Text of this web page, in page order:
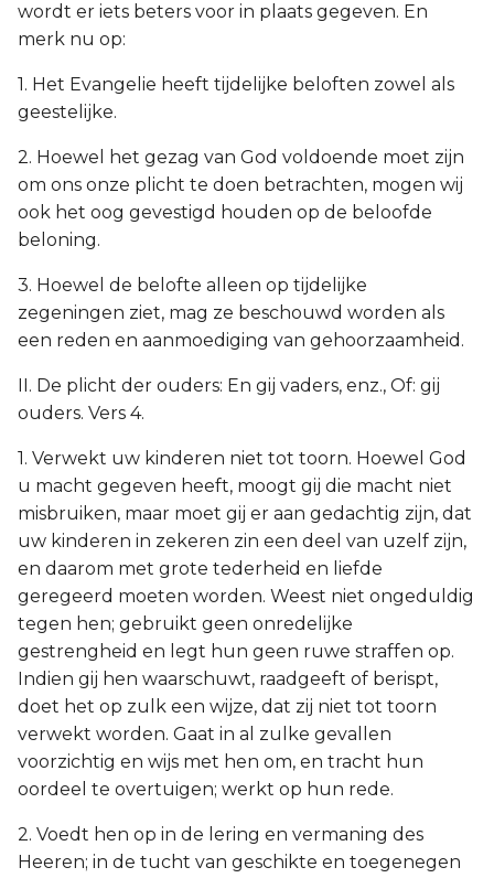
wordt er iets beters voor in plaats gegeven. En
merk nu op:
1. Het Evangelie heeft tijdelijke beloften zowel als
geestelijke.
2. Hoewel het gezag van God voldoende moet zijn
om ons onze plicht te doen betrachten, mogen wij
ook het oog gevestigd houden op de beloofde
beloning.
3. Hoewel de belofte alleen op tijdelijke
zegeningen ziet, mag ze beschouwd worden als
een reden en aanmoediging van gehoorzaamheid.
II. De plicht der ouders: En gij vaders, enz., Of: gij
ouders. Vers 4.
1. Verwekt uw kinderen niet tot toorn. Hoewel God
u macht gegeven heeft, moogt gij die macht niet
misbruiken, maar moet gij er aan gedachtig zijn, dat
uw kinderen in zekeren zin een deel van uzelf zijn,
en daarom met grote tederheid en liefde
geregeerd moeten worden. Weest niet ongeduldig
tegen hen; gebruikt geen onredelijke
gestrengheid en legt hun geen ruwe straffen op.
Indien gij hen waarschuwt, raadgeeft of berispt,
doet het op zulk een wijze, dat zij niet tot toorn
verwekt worden. Gaat in al zulke gevallen
voorzichtig en wijs met hen om, en tracht hun
oordeel te overtuigen; werkt op hun rede.
2. Voedt hen op in de lering en vermaning des
Heeren; in de tucht van geschikte en toegenegen